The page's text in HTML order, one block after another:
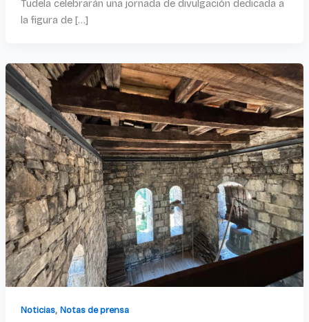
Tudela celebrarán una jornada de divulgación dedicada a
la figura de […]
Noticias, Notas de prensa